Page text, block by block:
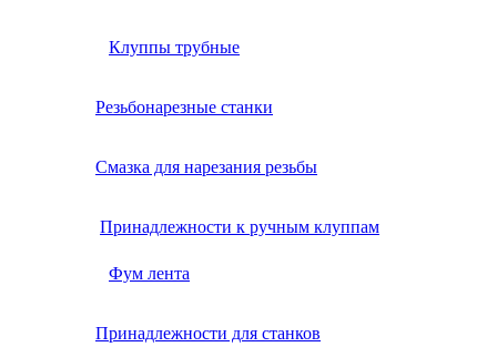
Клуппы трубные
Резьбонарезные станки
Смазка для нарезания резьбы
Принадлежности к ручным клуппам
Фум лента
Принадлежности для станков